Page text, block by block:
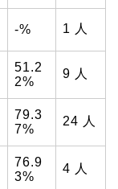
-% 1 人
51.2
2%
9 人
79.3
7%
24 人
76.9
3%
4 人